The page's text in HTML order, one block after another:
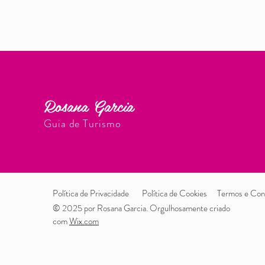
Rosana Garcia
Guia de Turismo
Política de Privacidade Política de Cookies
Termos e
© 2025 por Rosana Garcia. Orgulhosamente criado
comWix.com